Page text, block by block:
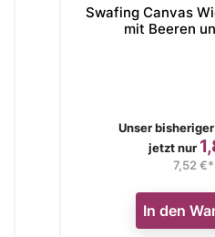
Swafing Canvas
mit Beeren
Verkaufspreis
Unser
jetzt nur
7,52
In den